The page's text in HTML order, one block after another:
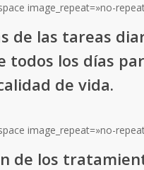
image_repeat=»no-
de las tareas
todos los días
de vida.
image_repeat=»no-
de los